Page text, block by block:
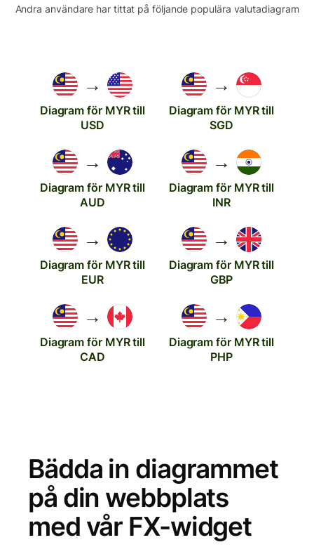
Andra användare har tittat på följande populära valutadiagram
→
Diagram för MYR till
USD
→
Diagram för MYR till
SGD
→
Diagram för MYR till
AUD
→
Diagram för MYR till
INR
→
Diagram för MYR till
EUR
→
Diagram för MYR till
GBP
→
Diagram för MYR till
CAD
→
Diagram för MYR till
PHP
Bädda in diagrammet
på din webbplats
med vår FX-widget